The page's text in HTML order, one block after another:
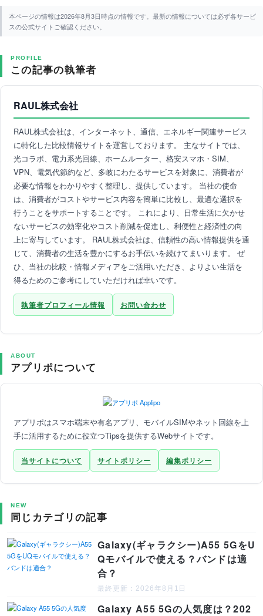
本ページの情報は2026年8月3日時点の情報です。最新の情報については必ず各サービ
スの公式サイトご確認ください。
PROFILE
この記事の執筆者
RAUL株式会社
RAUL株式会社は、インターネット、通信、エネルギー関連サービス
に特化した比較情報サイトを運営しております。 主なサイトでは、
光コラボ、電力系光回線、ホームルーター、格安スマホ・SIM、
VPN、電気代節約など、多岐にわたるサービスを対象に、消費者が
必要な情報をわかりやすく整理し、提供しています。 当社の使命
は、消費者がコストやサービス内容を簡単に比較し、最適な選択を
行うことをサポートすることです。 これにより、日常生活に欠かせ
ないサービスの効率化やコスト削減を促進し、利便性と経済性の向
上に寄与しています。 RAUL株式会社は、信頼性の高い情報提供を通
じて、消費者の生活を豊かにするお手伝いを続けてまいります。 ぜ
ひ、当社の比較・情報メディアをご活用いただき、よりよい生活を
得るためのご参考にしていただければ幸いです。
執筆者プロフィール情報 お問い合わせ
ABOUT
アプリポについて
アプリポはスマホ端末や有名アプリ、モバイルSIMやネット回線を上
手に活用するために役立つTipsを提供するWebサイトです。
当サイトについて サイトポリシー 編集ポリシー
NEW
同じカテゴリの記事
Galaxy(ギャラクシー)A55 5GをU
Qモバイルで使える？バンドは適
合？
最終更新：2026年8月1日
Galaxy A55 5Gの人気度は？202